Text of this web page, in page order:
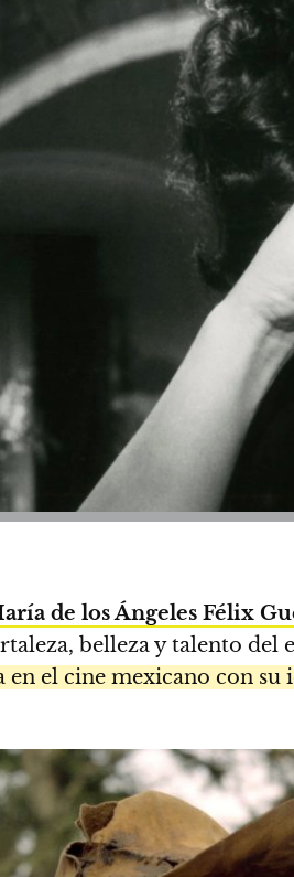
de los Ángeles Félix
belleza y talento del
en el cine mexicano con su